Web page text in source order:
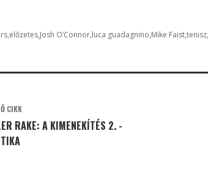
előzetes Josh O’Connor luca guadagnino Mike Faisttenisz
CIKK
RAKE: A KIMENEKÍTÉS 2. -